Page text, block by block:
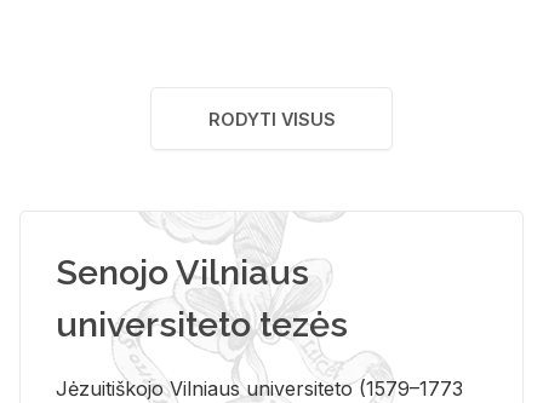
RODYTI VISUS
Senojo Vilniaus
universiteto tezės
Jėzuitiškojo Vilniaus universiteto (1579–1773